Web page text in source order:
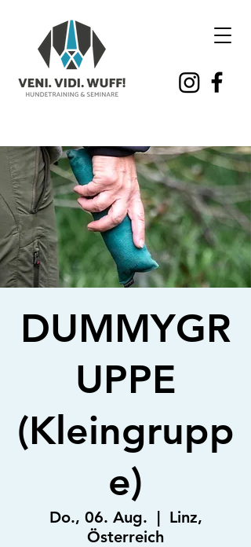
DUMMYGR
UPPE
(Kleingrupp
e)
Do., 06. Aug.
  |
Linz,
Österreich